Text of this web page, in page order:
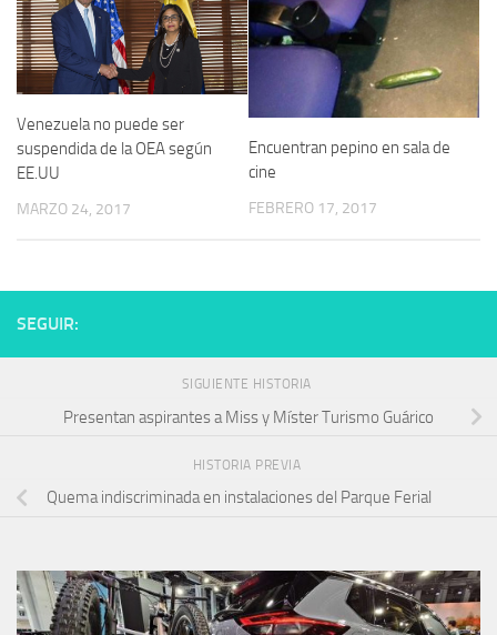
Venezuela no puede ser
suspendida de la OEA según
EE.UU
MARZO 24, 2017
Encuentran pepino en sala de
cine
FEBRERO 17, 2017
SEGUIR:
SIGUIENTE HISTORIA
Presentan aspirantes a Miss y Míster Turismo Guárico
HISTORIA PREVIA
Quema indiscriminada en instalaciones del Parque Ferial